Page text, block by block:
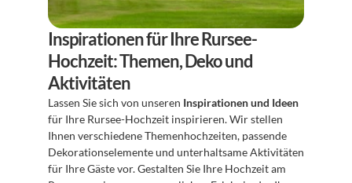
Inspirationen für Ihre Rursee-
Hochzeit: Themen, Deko und
Aktivitäten
Lassen Sie sich von unseren Inspirationen und Ideen
für Ihre Rursee-Hochzeit inspirieren. Wir stellen
Ihnen verschiedene Themenhochzeiten, passende
Dekorationselemente und unterhaltsame Aktivitäten
für Ihre Gäste vor. Gestalten Sie Ihre Hochzeit am